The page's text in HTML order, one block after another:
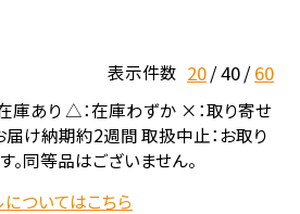
表示件数 20 40 60
庫あり △：在庫わずか ×：取り寄せ
け納期約2週間 取扱中止：お取り
。同等品はございません。
ついてはこちら